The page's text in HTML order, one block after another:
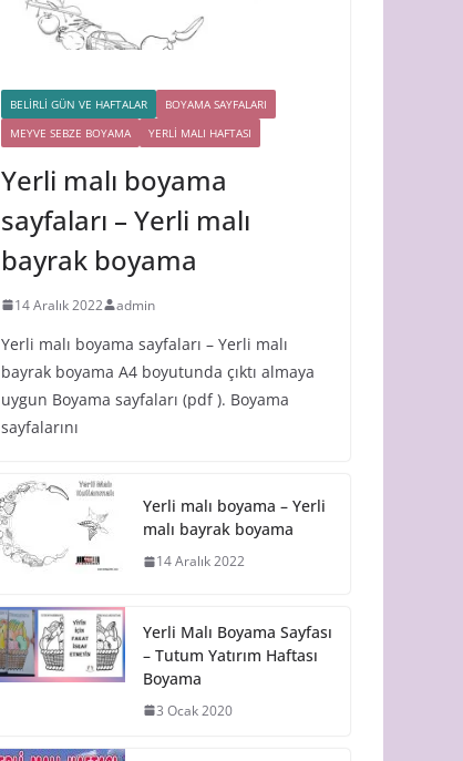
BELİRLİ GÜN VE HAFTALAR
BOYAMA SAYFALARI
MEYVE SEBZE BOYAMA
YERLİ MALI HAFTASI
Yerli malı boyama
sayfaları – Yerli malı
bayrak boyama
14 Aralık 2022 admin
Yerli malı boyama sayfaları – Yerli malı
bayrak boyama A4 boyutunda çıktı almaya
uygun Boyama sayfaları (pdf ). Boyama
sayfalarını
Yerli malı boyama – Yerli
malı bayrak boyama
14 Aralık 2022
Yerli Malı Boyama Sayfası
– Tutum Yatırım Haftası
Boyama
3 Ocak 2020